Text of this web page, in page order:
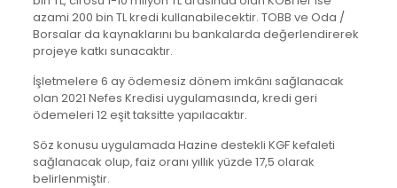
azami 200 bin TL kredi kullanabilecektir. TOBB ve Oda /
Borsalar da kaynaklarını bu bankalarda değerlendirerek
projeye katkı sunacaktır.
İşletmelere 6 ay ödemesiz dönem imkânı sağlanacak
olan 2021 Nefes Kredisi uygulamasında, kredi geri
ödemeleri 12 eşit taksitte yapılacaktır.
Söz konusu uygulamada Hazine destekli KGF kefaleti
sağlanacak olup, faiz oranı yıllık yüzde 17,5 olarak
belirlenmiştir.